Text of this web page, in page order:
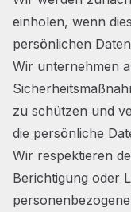
einholen, wenn
persönlichen
Wir unternehmen
zu schützen und
die persönliche
Wir respektieren
Berichtigung oder